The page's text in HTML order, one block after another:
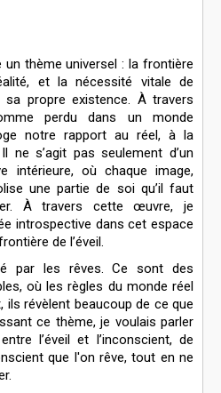
thème universel : la frontière
et la nécessité vitale de
propre existence. À travers
perdu dans un monde
notre rapport au réel, à la
ne s’agit pas seulement d’un
intérieure, où chaque image,
une partie de soi qu’il faut
À travers cette œuvre, je
introspective dans cet espace
de l’éveil.
par les rêves. Ce sont des
où les règles du monde réel
ils révèlent beaucoup de ce que
ce thème, je voulais parler
l’éveil et l’inconscient, de
que l'on rêve, tout en ne